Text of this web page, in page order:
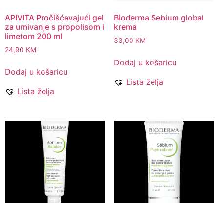
APIVITA Pročišćavajući gel
za umivanje s propolisom i
limetom 200 ml
24,90 KM
Dodaj u košaricu
Lista želja
Bioderma Sebium global
krema
33,00 KM
Dodaj u košaricu
Lista želja